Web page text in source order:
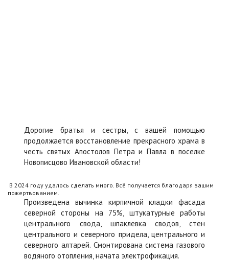
Дорогие братья и сестры, с вашей помощью
продолжается восстановление прекрасного храма в
честь святых Апостолов Петра и Павла в поселке
Новописцово Ивановской области!
В 2024 году удалось сделать много. Всё получается благодаря вашим
пожертвованием.
Произведена вычинка кирпичной кладки фасада
северной стороны на 75%, штукатурные работы
центрального свода, шпаклевка сводов, стен
центрального и северного придела, центрального и
северного алтарей. Смонтирована система газового
водяного отопления, начата электрофикация.